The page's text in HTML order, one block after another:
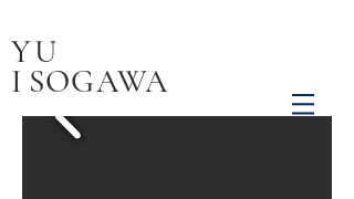
YU
I SOGAWA